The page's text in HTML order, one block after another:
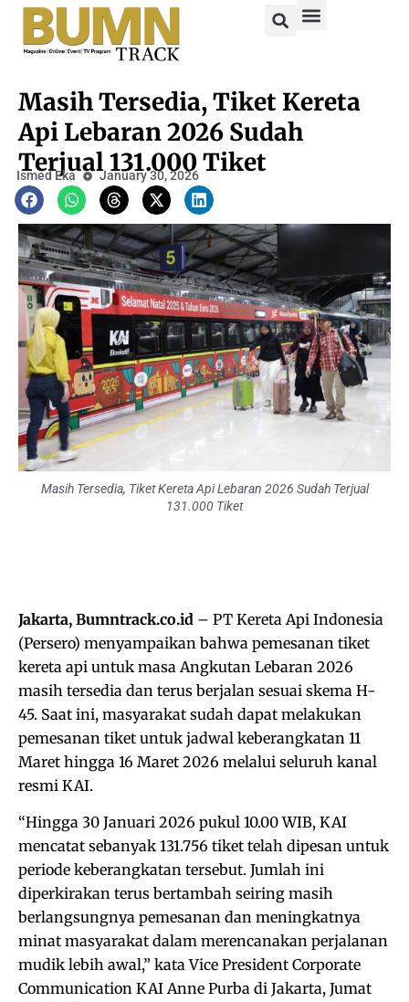
Masih Tersedia, Tiket Kereta
Api Lebaran 2026 Sudah
Terjual 131.000 Tiket
Ismed Eka January 30, 2026
Masih Tersedia, Tiket Kereta Api Lebaran 2026 Sudah Terjual
131.000 Tiket
Jakarta, Bumntrack.co.id – PT Kereta Api Indonesia
(Persero) menyampaikan bahwa pemesanan tiket
kereta api untuk masa Angkutan Lebaran 2026
masih tersedia dan terus berjalan sesuai skema H-
45. Saat ini, masyarakat sudah dapat melakukan
pemesanan tiket untuk jadwal keberangkatan 11
Maret hingga 16 Maret 2026 melalui seluruh kanal
resmi KAI.
“Hingga 30 Januari 2026 pukul 10.00 WIB, KAI
mencatat sebanyak 131.756 tiket telah dipesan untuk
periode keberangkatan tersebut. Jumlah ini
diperkirakan terus bertambah seiring masih
berlangsungnya pemesanan dan meningkatnya
minat masyarakat dalam merencanakan perjalanan
mudik lebih awal,” kata Vice President Corporate
Communication KAI Anne Purba di Jakarta, Jumat